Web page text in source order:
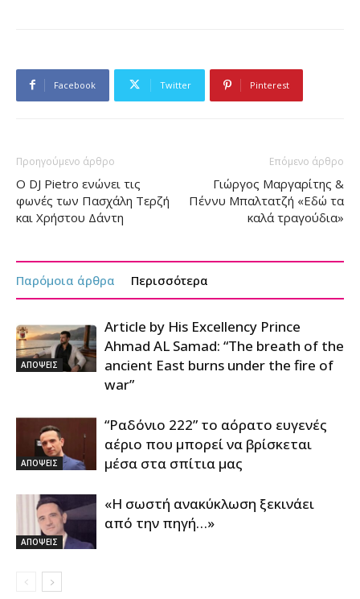
Facebook Twitter Pinterest
Προηγούμενο άρθρο
Ο DJ Pietro ενώνει τις
φωνές των Πασχάλη Τερζή
και Χρήστου Δάντη
Επόμενο άρθρο
Γιώργος Μαργαρίτης &
Πέννυ Μπαλτατζή «Εδώ τα
καλά τραγούδια»
Παρόμοια άρθρα Περισσότερα
ΑΠΟΨΕΙΣ
Article by His Excellency Prince
Ahmad AL Samad: “The breath of the
ancient East burns under the fire of
war”
ΑΠΟΨΕΙΣ
“Ραδόνιο 222” το αόρατο ευγενές
αέριο που μπορεί να βρίσκεται
μέσα στα σπίτια μας
ΑΠΟΨΕΙΣ
«Η σωστή ανακύκλωση ξεκινάει
από την πηγή…»